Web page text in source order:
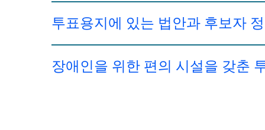
투표용지에 있는 법안과 후보자
장애인을 위한 편의 시설을 갖춘